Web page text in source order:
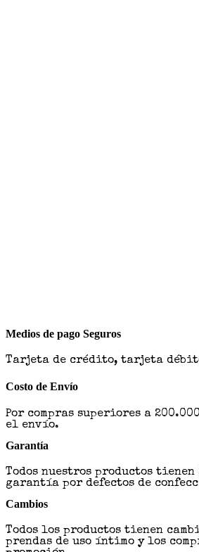
Medios de pago Seguros
Tarjeta de crédito, tarjeta
Costo de Envío
Por compras superiores a
el envío.
Garantía
Todos nuestros productos tienen
garantía por defectos de
Cambios
Todos los productos tienen
prendas de uso íntimo y los